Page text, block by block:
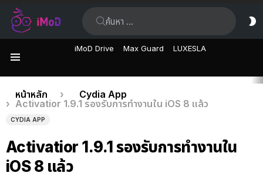
iMoD Drive Max Guard LUXESLA
เรื่อง
ล่าสุด
คุณอยู่ที่นี่:
หน้าหลัก
Cydia App
Activatior 1.9.1 รองรับการทำงานใน iOS 8 แล้ว
CYDIA APP
Activatior 1.9.1 รองรับการทำงานใน
iOS 8 แล้ว